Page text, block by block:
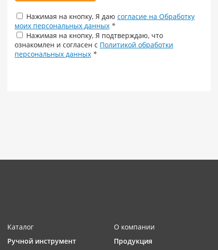
Нажимая на кнопку, Я даю согласие на Обработку
моих персональных данных *
Нажимая на кнопку, Я подтверждаю, что
ознакомлен и согласен с Политикой обработки
персональных данных *
Каталог
Ручной инструмент
О компании
Продукция